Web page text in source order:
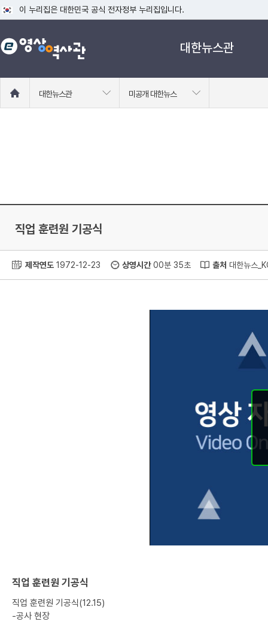
이 누리집은 대한민국 공식 전자정부 누리집입니다.
공식 누리집 주소 확인하기
go.kr 주소를 사용하는 누리집은 대한민국 정부기관이 관리하는 누리집입니
대한뉴스관
로
대한뉴스관 미공개 대한뉴스
직업 훈련원 기공식
제작연도 1972-12-23 상영시간00분 35초 출처 대한뉴스
직업 훈련원 기공식
직업 훈련원 기공식(12.15)
-공사 현장